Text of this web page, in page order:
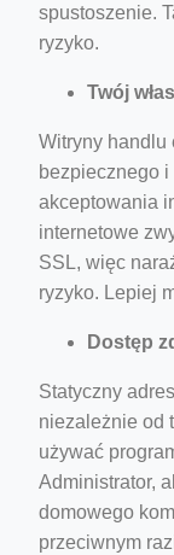
spustoszenie.
ryzyko.
Twój
Witryny handlu
bezpiecznego
akceptowania
internetowe
SSL, więc
ryzyko. Lepiej
Dostęp
Statyczny
niezależnie od
używać
Administrator,
domowego
przeciwnym